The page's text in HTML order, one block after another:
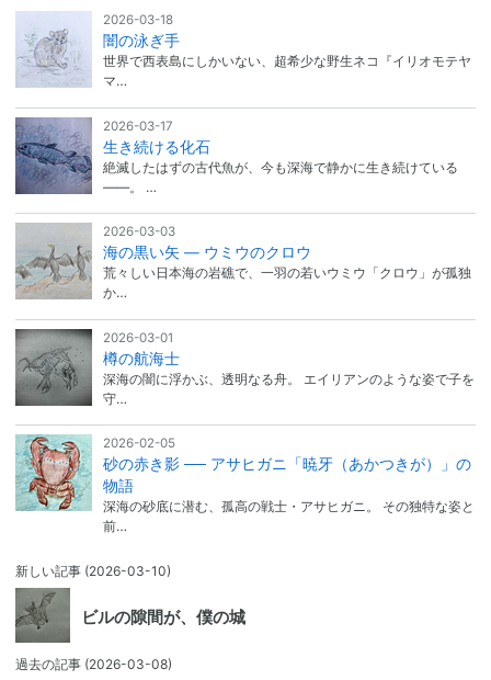
2026-03-18
闇の泳ぎ手
世界で西表島にしかいない、超希少な野生ネコ『イリオモテヤ
マ…
2026-03-17
生き続ける化石
絶滅したはずの古代魚が、今も深海で静かに生き続けている
――。 …
2026-03-03
海の黒い矢 ― ウミウのクロウ
荒々しい日本海の岩礁で、一羽の若いウミウ「クロウ」が孤独
か…
2026-03-01
樽の航海士
深海の闇に浮かぶ、透明なる舟。 エイリアンのような姿で子を
守…
2026-02-05
砂の赤き影 ── アサヒガニ「暁牙（あかつきが）」の
物語
深海の砂底に潜む、孤高の戦士・アサヒガニ。 その独特な姿と
前…
新しい記事 (2026-03-10)
ビルの隙間が、僕の城
過去の記事 (2026-03-08)